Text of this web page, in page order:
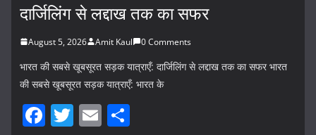
दार्जिलिंग से लद्दाख तक का सफर
August 5, 2026 Amit Kaul 0 Comments
भारत की सबसे खूबसूरत सड़क यात्राएँ: दार्जिलिंग से लद्दाख तक का सफर भारत
की सबसे खूबसूरत सड़क यात्राएँ: भारत के
F T E